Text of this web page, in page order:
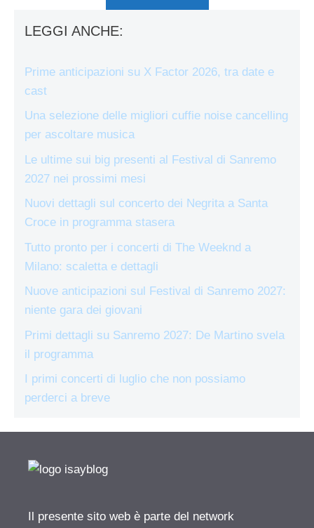
LEGGI ANCHE:
Prime anticipazioni su X Factor 2026, tra date e
cast
Una selezione delle migliori cuffie noise cancelling
per ascoltare musica
Le ultime sui big presenti al Festival di Sanremo
2027 nei prossimi mesi
Nuovi dettagli sul concerto dei Negrita a Santa
Croce in programma stasera
Tutto pronto per i concerti di The Weeknd a
Milano: scaletta e dettagli
Nuove anticipazioni sul Festival di Sanremo 2027:
niente gara dei giovani
Primi dettagli su Sanremo 2027: De Martino svela
il programma
I primi concerti di luglio che non possiamo
perderci a breve
Il presente sito web è parte del network